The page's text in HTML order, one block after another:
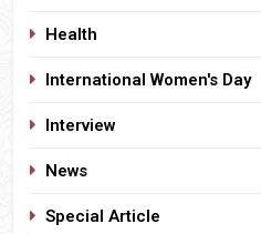
Health
International Women's Day
Interview
News
Special Article